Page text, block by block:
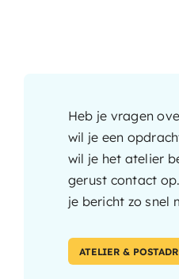
Heb je vragen
wil je een
wil je het atelier
gerust contact
je bericht zo snel
ATELIER &